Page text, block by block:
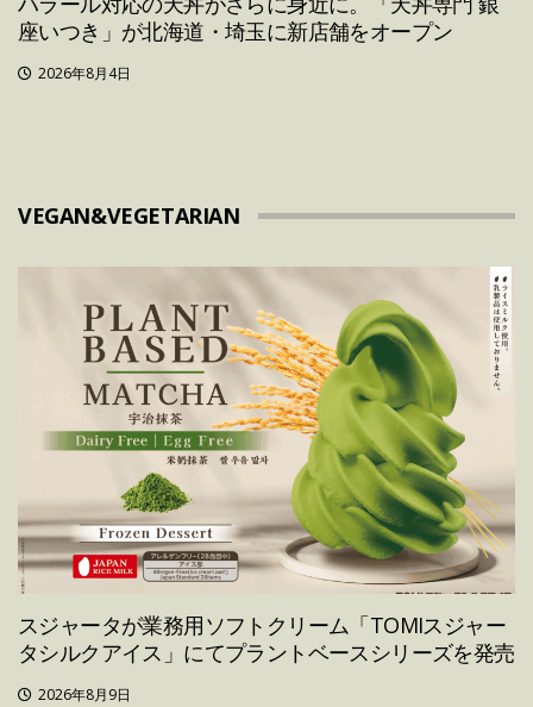
座いつき」が北海道・埼玉に新店舗をオープン
2026年8月4日
VEGAN&VEGETARIAN
スジャータが業務用ソフトクリーム「TOMIスジャー
タシルクアイス」にてプラントベースシリーズを発売
2026年8月9日